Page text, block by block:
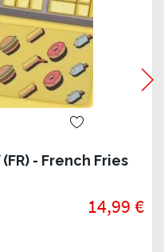
- French Fries
14,99 €